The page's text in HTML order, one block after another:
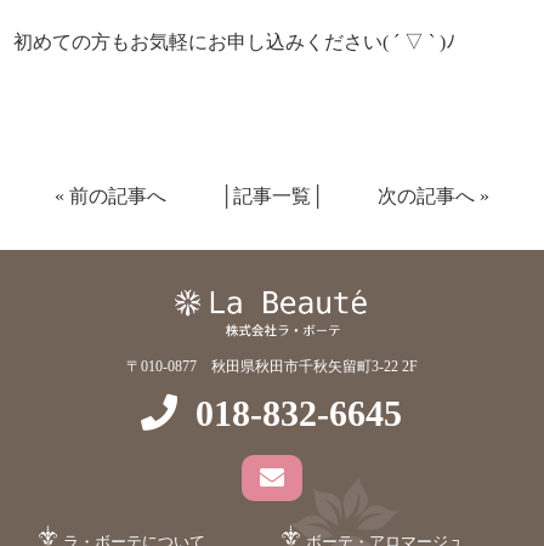
初めての方もお気軽にお申し込みください( ´ ▽ ` )ﾉ
« 前の記事へ 記事一覧 次の記事へ »
〒010-0877 秋田県秋田市千秋矢留町3-22 2F
018-832-6645
ラ・ボーテについて ボーテ・アロマージュ